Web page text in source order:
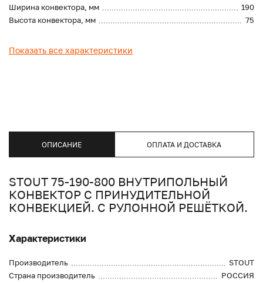
Ширина конвектора, мм
190
Высота конвектора, мм
75
Показать все характеристики
ОПИСАНИЕ ОПЛАТА И ДОСТАВКА
STOUT 75-190-800 ВНУТРИПОЛЬНЫЙ
КОНВЕКТОР С ПРИНУДИТЕЛЬНОЙ
КОНВЕКЦИЕЙ. С РУЛОННОЙ РЕШЁТКОЙ.
Характеристики
Производитель
STOUT
Страна производитель
РОССИЯ